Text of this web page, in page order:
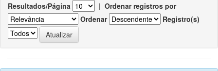
Resultados/Página | Ordenar registros por
Ordenar
Registro(s)